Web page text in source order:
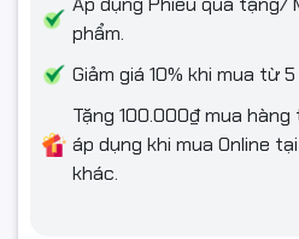
phẩm.
Giảm giá 10% khi mua từ
Tặng 100.000₫ mua
áp dụng khi mua Online
khác.
Sản phẩm hoàn trả cần được
nhận, tránh thiếu linh kiện hoặc
Chỉ hỗ trợ đổi/hoàn khi sản
trị sử dụng.